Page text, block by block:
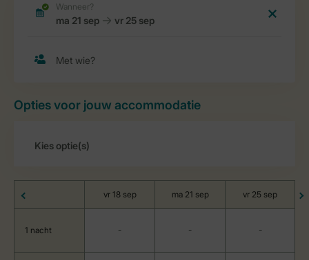
Opties voor jouw accommodatie
vr 18 sep ma 21 sep vr 25 sep
1 nacht - - -